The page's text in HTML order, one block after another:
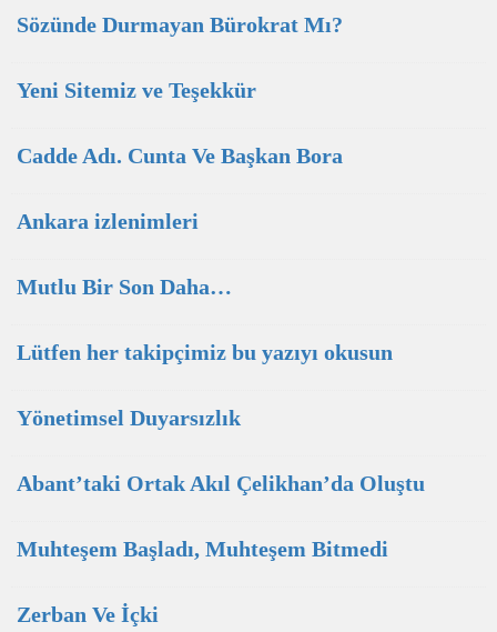
Sözünde Durmayan Bürokrat Mı?
Yeni Sitemiz ve Teşekkür
Cadde Adı. Cunta Ve Başkan Bora
Ankara izlenimleri
Mutlu Bir Son Daha…
Lütfen her takipçimiz bu yazıyı okusun
Yönetimsel Duyarsızlık
Abant’taki Ortak Akıl Çelikhan’da Oluştu
Muhteşem Başladı, Muhteşem Bitmedi
Zerban Ve İçki